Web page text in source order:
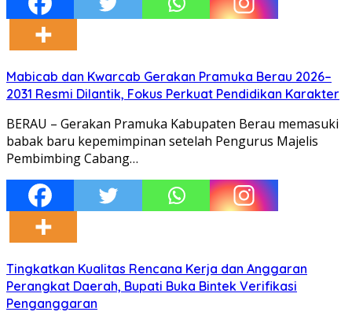
Mabicab dan Kwarcab Gerakan Pramuka Berau 2026–
2031 Resmi Dilantik, Fokus Perkuat Pendidikan Karakter
BERAU – Gerakan Pramuka Kabupaten Berau memasuki
babak baru kepemimpinan setelah Pengurus Majelis
Pembimbing Cabang…
Tingkatkan Kualitas Rencana Kerja dan Anggaran
Perangkat Daerah, Bupati Buka Bintek Verifikasi
Penganggaran